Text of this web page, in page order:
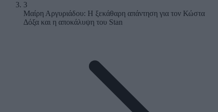
3
Μαίρη Αργυριάδου: Η ξεκάθαρη απάντηση για τον Κώστα
Δόξα και η αποκάλυψη του Stan